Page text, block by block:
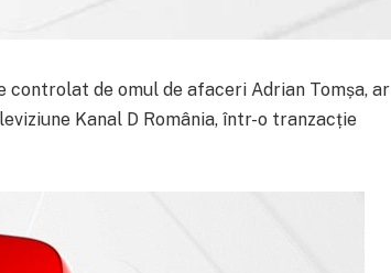
controlat de omul de afaceri Adrian Tomșa, ar
Kanal D România, într-o tranzacție